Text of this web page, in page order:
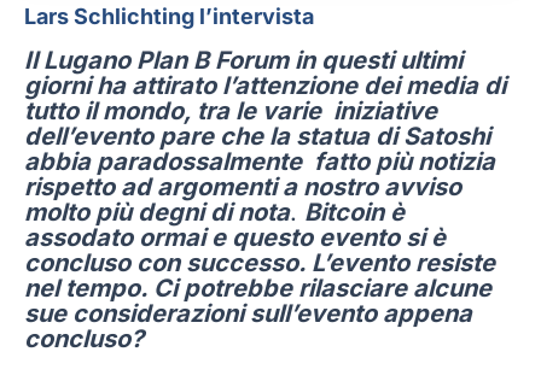
Lars Schlichting l’intervista
Il Lugano Plan B Forum in questi ultimi
giorni ha attirato l’attenzione dei media di
tutto il mondo, tra le varie iniziative
dell’evento pare che la statua di Satoshi
abbia paradossalmente fatto più notizia
rispetto ad argomenti a nostro avviso
molto più degni di nota. Bitcoin è
assodato ormai e questo evento si è
concluso con successo. L’evento resiste
nel tempo. Ci potrebbe rilasciare alcune
sue considerazioni sull’evento appena
concluso?